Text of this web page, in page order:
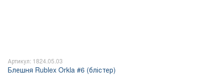
Артикул: 1824.05.03
Блешня Rublex Orkla #6 (блістер)